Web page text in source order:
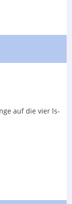
auf die vier ls-